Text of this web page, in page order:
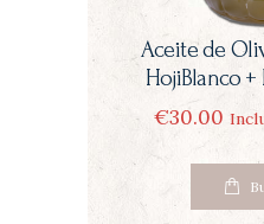
Aceite de
HojiBlanco +
€30 00